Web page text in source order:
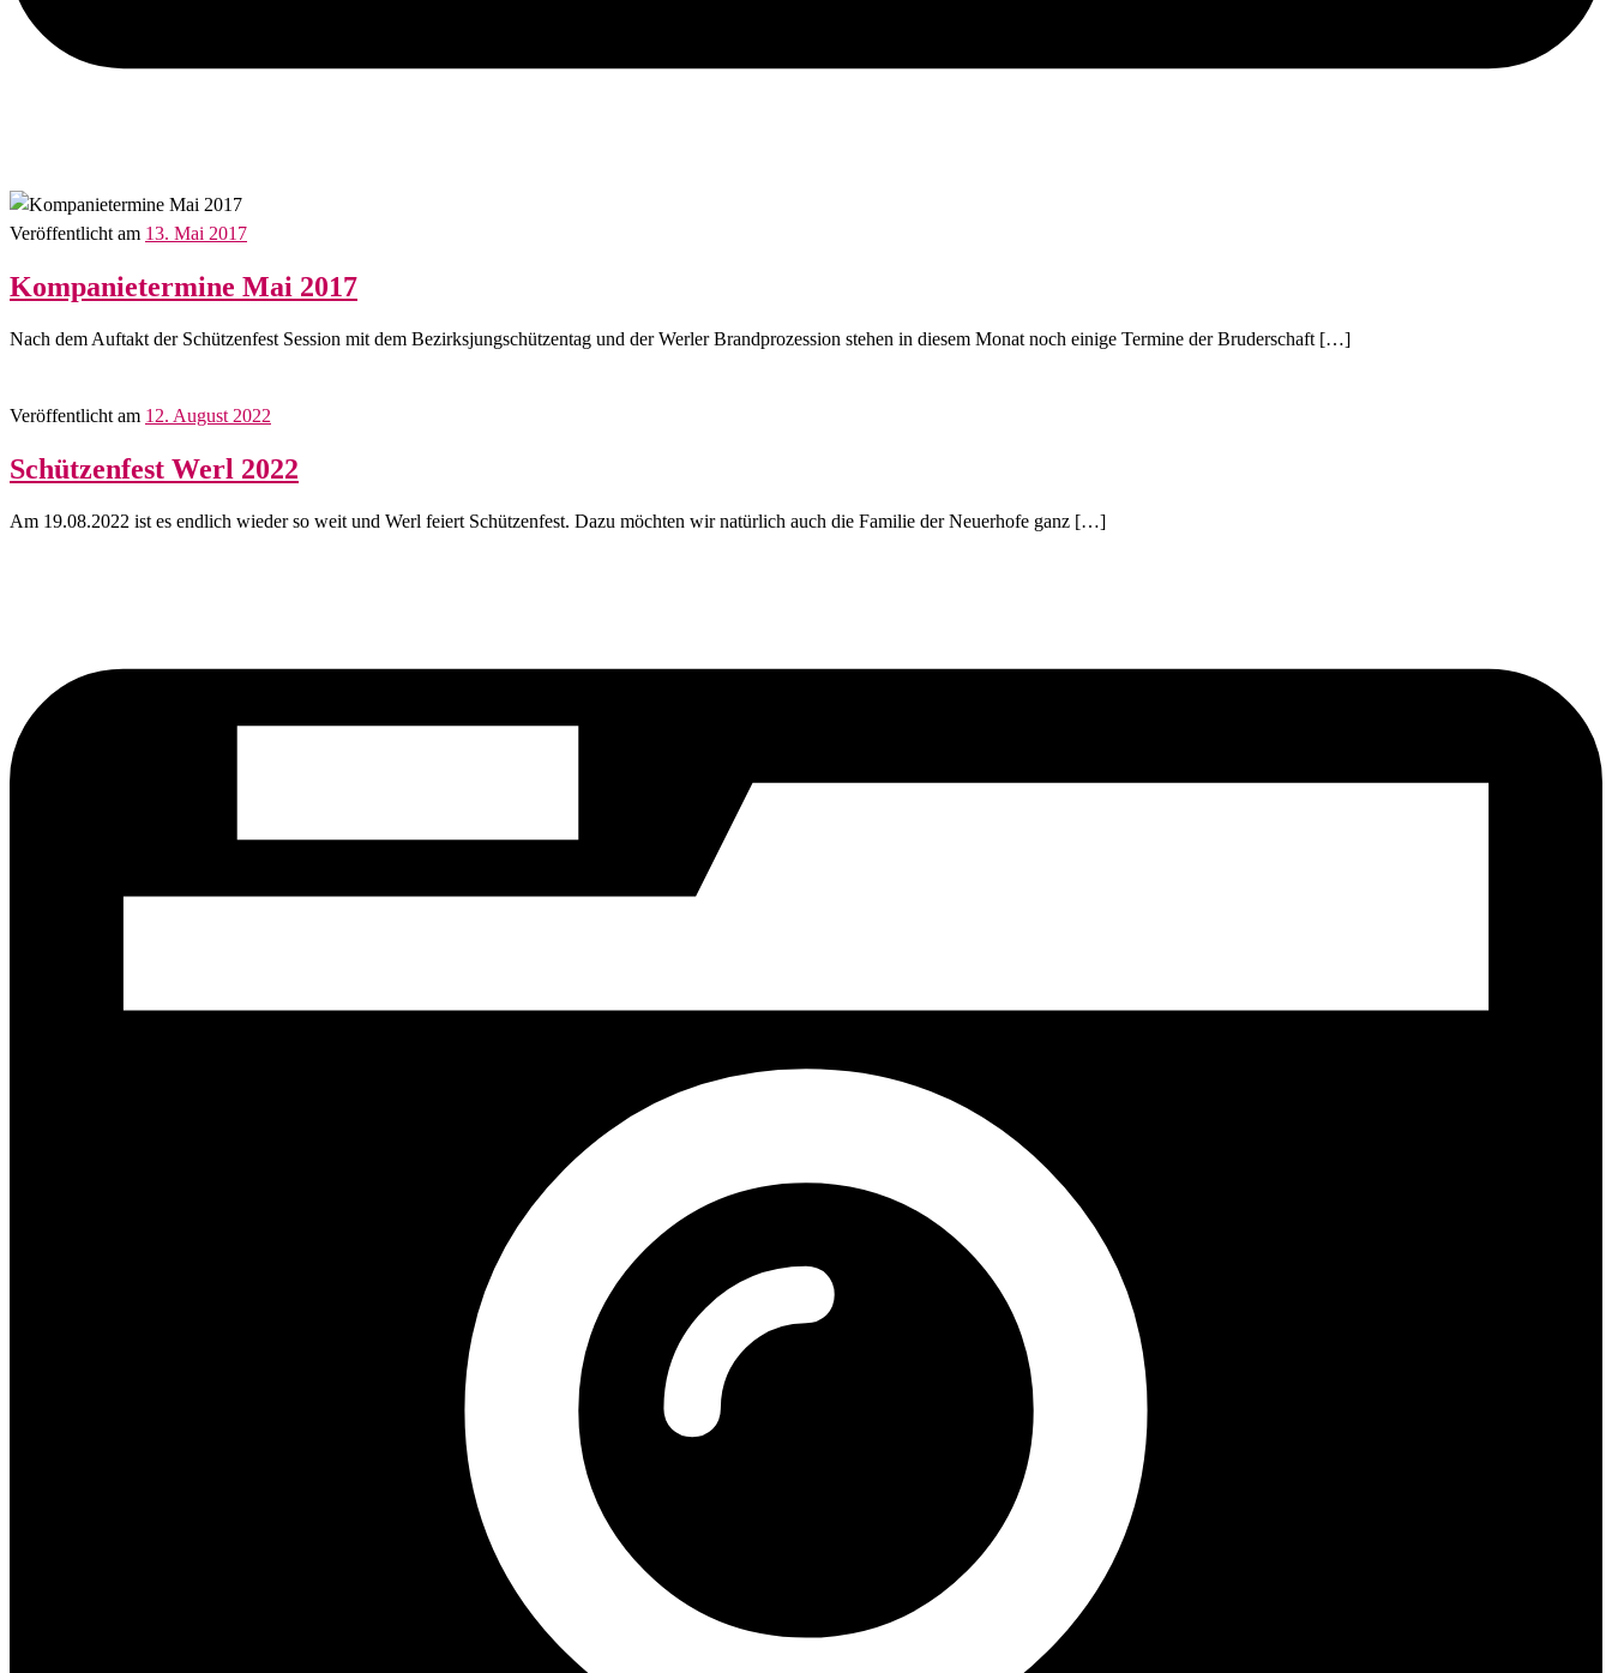
Veröffentlicht am 13. Mai 2017
Kompanietermine Mai 2017
Nach dem Auftakt der Schützenfest Session mit dem Bezirksjungschützentag und der Werler Brandprozession stehen in diesem Monat noch einige Termine der Bruderschaft […]
Veröffentlicht am 12. August 2022
Schützenfest Werl 2022
Am 19.08.2022 ist es endlich wieder so weit und Werl feiert Schützenfest. Dazu möchten wir natürlich auch die Familie der Neuerhofe ganz […]